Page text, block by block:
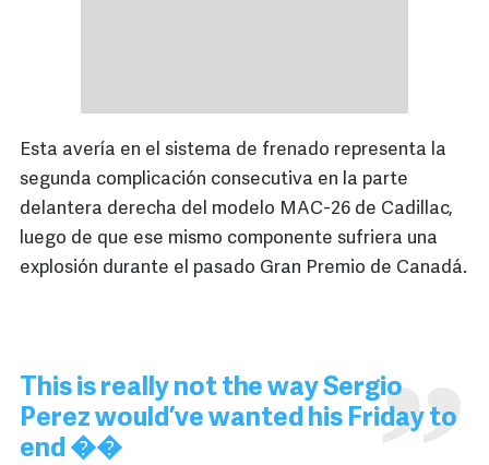
Esta avería en el sistema de frenado representa la
segunda complicación consecutiva en la parte
delantera derecha del modelo MAC-26 de Cadillac,
luego de que ese mismo componente sufriera una
explosión durante el pasado Gran Premio de Canadá.
This is really not the way Sergio
Perez would’ve wanted his Friday to
end ��